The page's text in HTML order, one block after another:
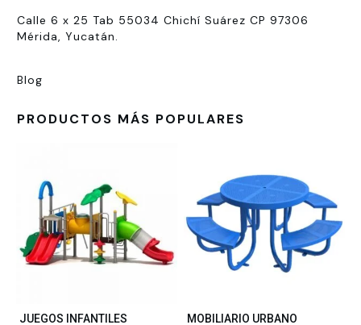
Calle 6 x 25 Tab 55034 Chichí Suárez CP 97306
Mérida, Yucatán.
Blog
PRODUCTOS MÁS POPULARES
JUEGOS INFANTILES MOBILIARIO URBANO